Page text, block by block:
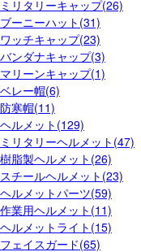
ミリタリーキャップ(26)
ブーニーハット(31)
ワッチキャップ(23)
バンダナキャップ(3)
マリーンキャップ(1)
ベレー帽(6)
防寒帽(11)
ヘルメット(129)
ミリタリーヘルメット(47)
樹脂製ヘルメット(26)
スチールヘルメット(23)
ヘルメットパーツ(59)
作業用ヘルメット(11)
ヘルメットライト(15)
フェイスガード(65)